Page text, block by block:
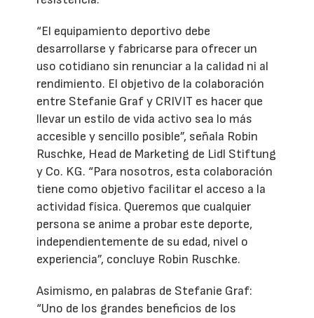
“El equipamiento deportivo debe
desarrollarse y fabricarse para ofrecer un
uso cotidiano sin renunciar a la calidad ni al
rendimiento. El objetivo de la colaboración
entre Stefanie Graf y CRIVIT es hacer que
llevar un estilo de vida activo sea lo más
accesible y sencillo posible”, señala Robin
Ruschke, Head de Marketing de Lidl Stiftung
y Co. KG. “Para nosotros, esta colaboración
tiene como objetivo facilitar el acceso a la
actividad física. Queremos que cualquier
persona se anime a probar este deporte,
independientemente de su edad, nivel o
experiencia”, concluye Robin Ruschke.
Asimismo, en palabras de Stefanie Graf:
“Uno de los grandes beneficios de los